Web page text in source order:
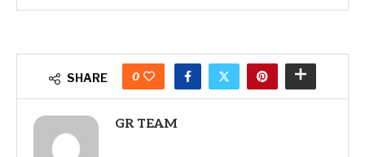
SHARE 0
GR TEAM